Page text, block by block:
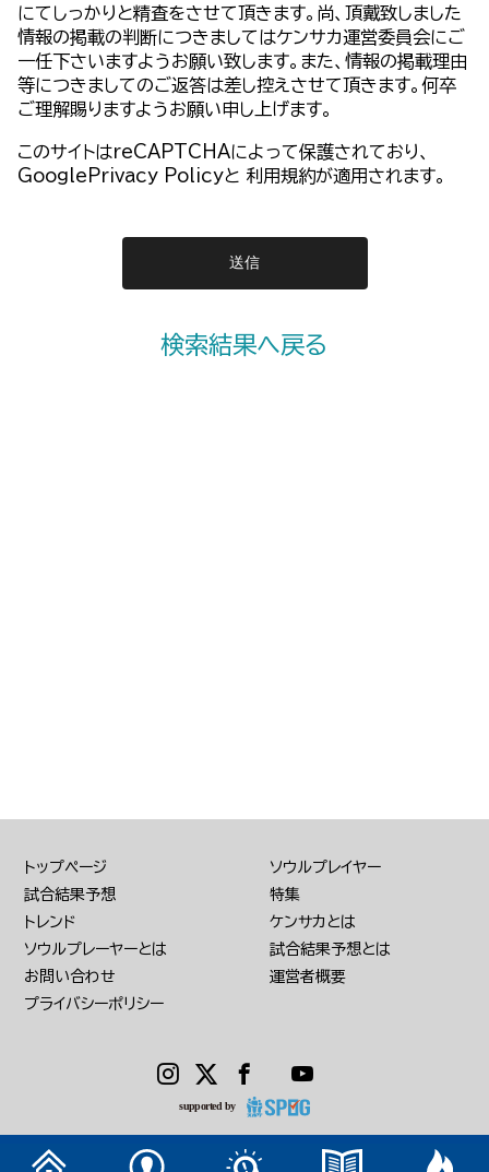
にてしっかりと精査をさせて頂きます。尚、頂戴致しました
情報の掲載の判断につきましてはケンサカ運営委員会にご
一任下さいますようお願い致します。また、情報の掲載理由
等につきましてのご返答は差し控えさせて頂きます。何卒
ご理解賜りますようお願い申し上げます。
このサイトはreCAPTCHAによって保護されており、
GooglePrivacy Policyと 利用規約が適用されます。
検索結果へ戻る
トップページ
ソウルプレイヤー
試合結果予想
特集
トレンド
ケンサカとは
ソウルプレーヤーとは
試合結果予想とは
お問い合わせ
運営者概要
プライバシーポリシー